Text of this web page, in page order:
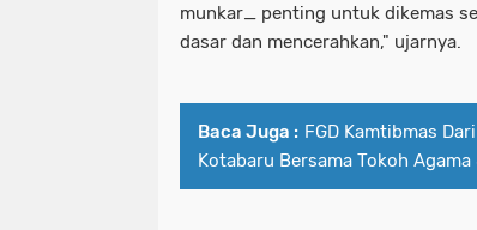
munkar_ penting untuk dikemas
dasar dan mencerahkan," ujarnya.
Baca Juga : FGD Kamtibmas
Kotabaru Bersama Tokoh